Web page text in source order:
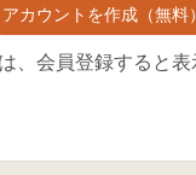
アカウントを作成（無料）
、会員登録すると